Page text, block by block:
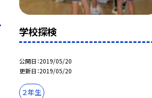
学校探検
公開日 2019/05/20
更新日 2019/05/20
２年生